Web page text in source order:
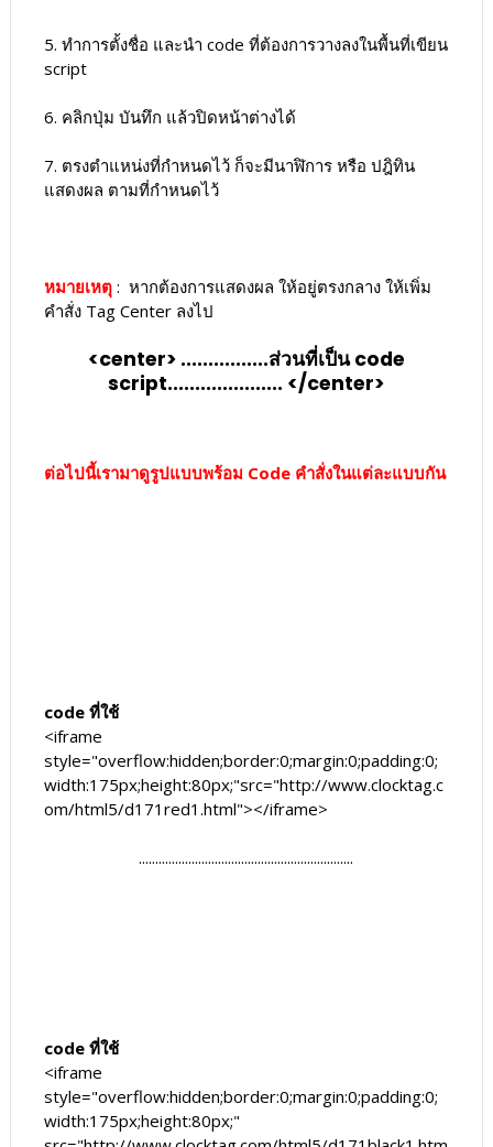
5. ทำการตั้งชื่อ และนำ code ที่ต้องการวางลงในพื้นที่เขียน
script
6. คลิกปุ่ม บันทึก แล้วปิดหน้าต่างได้
7. ตรงตำแหน่งที่กำหนดไว้ ก็จะมีนาฬิการ หรือ ปฎิทิน
แสดงผล ตามที่กำหนดไว้
หมายเหตุ: หากต้องการแสดงผล ให้อยู่ตรงกลาง ให้เพิ่ม
คำสั่ง Tag Center ลงไป
<center> ................ส่วนที่เป็น code
script..................... </center>
ต่อไปนี้เรามาดูรูปแบบพร้อม Code คำสั่งในแต่ละแบบกัน
code ที่ใช้
<iframe
style="overflow:hidden;border:0;margin:0;padding:0;
width:175px;height:80px;"src="http://www.clocktag.c
om/html5/d171red1.html"></iframe>
.................................................................
code ที่ใช้
<iframe
style="overflow:hidden;border:0;margin:0;padding:0;
width:175px;height:80px;"